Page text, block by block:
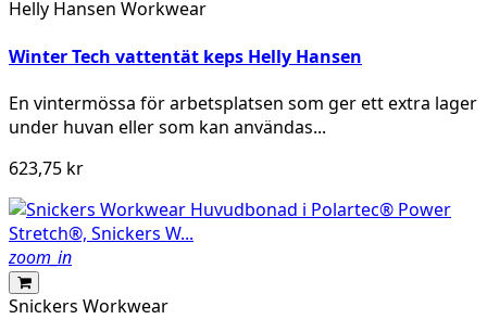
Helly Hansen Workwear
Winter Tech vattentät keps Helly Hansen
En vintermössa för arbetsplatsen som ger ett extra lager
under huvan eller som kan användas...
623,75 kr
zoom_in
Snickers Workwear